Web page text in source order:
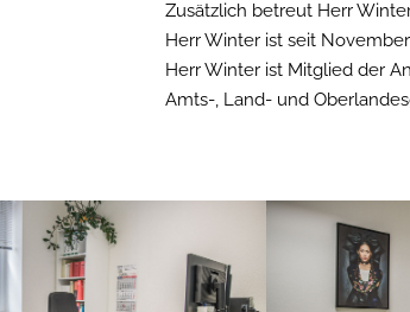
Zusätzlich betreut Herr
Herr Winter ist seit
Herr Winter ist Mitglied der
Amts-, Land- und